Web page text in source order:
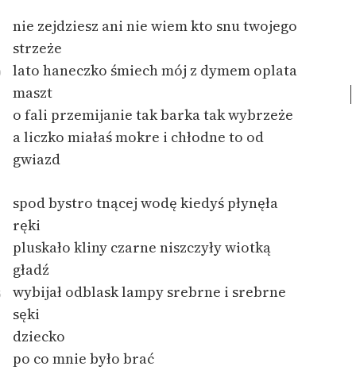
feministycznej
Ręce pełne poezji
Kolekcje edukacyjne
twórców przechodzących
do domeny publicznej,
lektur szkolnych oraz
Starego Testamentu
Odkurzamy bohaterów
Szkoła Poezji Wolnych
Lektur
O nas
Kontakt
nie zejdziesz ani nie wiem kto snu twojego
strzeże
lato haneczko śmiech mój z dymem oplata
maszt
o fali przemijanie tak barka tak wybrzeże
a liczko miałaś mokre i chłodne to od
gwiazd
spod bystro tnącej wodę kiedyś płynęła
ręki
pluskało kliny czarne niszczyły wiotką
gładź
wybijał odblask lampy srebrne i srebrne
sęki
dziecko
po co mnie było brać